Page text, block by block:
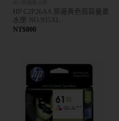
HP C2P26AA 原廠黃色高容量墨
水匣 NO.935XL
NT$800